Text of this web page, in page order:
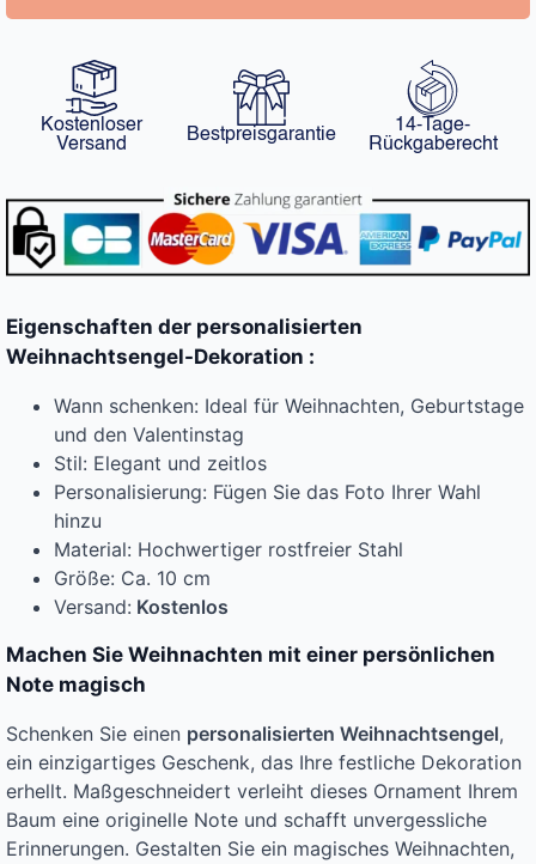
Kostenloser
Versand
Bestpreisgarantie
14-Tage-
Rückgaberecht
Eigenschaften der personalisierten
Weihnachtsengel-Dekoration :
Wann schenken: Ideal für Weihnachten, Geburtstage
und den Valentinstag
Stil: Elegant und zeitlos
Personalisierung: Fügen Sie das Foto Ihrer Wahl
hinzu
Material: Hochwertiger rostfreier Stahl
Größe: Ca. 10 cm
Versand: Kostenlos
Machen Sie Weihnachten mit einer persönlichen
Note magisch
Schenken Sie einen personalisierten Weihnachtsengel,
ein einzigartiges Geschenk, das Ihre festliche Dekoration
erhellt. Maßgeschneidert verleiht dieses Ornament Ihrem
Baum eine originelle Note und schafft unvergessliche
Erinnerungen. Gestalten Sie ein magisches Weihnachten,